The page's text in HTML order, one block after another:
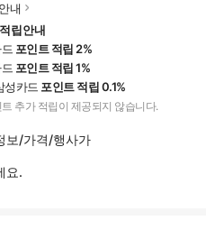
내
립안내
포인트 적립 2%
포인트 적립 1%
성카드 포인트 적립 0.1%
추가 적립이 제공되지 않습니다.
보/가격/행사가
요.